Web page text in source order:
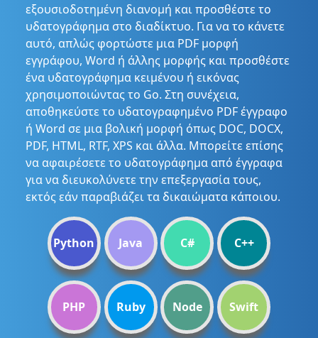
εξουσιοδοτημένη διανομή και προσθέστε το
υδατογράφημα στο διαδίκτυο. Για να το κάνετε
αυτό, απλώς φορτώστε μια PDF μορφή
εγγράφου, Word ή άλλης μορφής και προσθέστε
ένα υδατογράφημα κειμένου ή εικόνας
χρησιμοποιώντας το Go. Στη συνέχεια,
αποθηκεύστε το υδατογραφημένο PDF έγγραφο
ή Word σε μια βολική μορφή όπως DOC, DOCX,
PDF, HTML, RTF, XPS και άλλα. Μπορείτε επίσης
να αφαιρέσετε το υδατογράφημα από έγγραφα
για να διευκολύνετε την επεξεργασία τους,
εκτός εάν παραβιάζει τα δικαιώματα κάποιου.
Python Java C# C++
PHP Ruby Node Swift